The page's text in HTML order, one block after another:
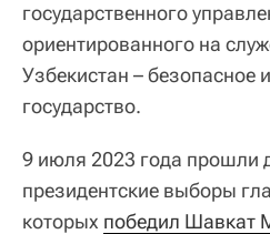
государственного
ориентированного на
Узбекистан – безопасное
государство.
9 июля 2023 года прошли
президентские выборы
которых победил Шавкат